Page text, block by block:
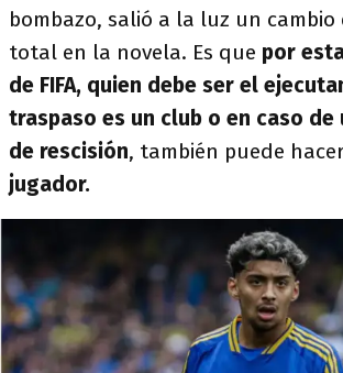
bombazo, salió a la luz un cambio
total en la novela. Es que por
de FIFA, quien debe ser el
traspaso es un club o en caso de
de rescisión, también puede
jugador.